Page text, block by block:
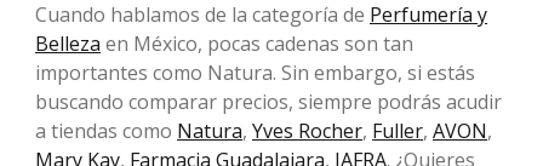
Cuando hablamos de la categoría de Perfumería y
Belleza en México, pocas cadenas son tan
importantes como Natura. Sin embargo, si estás
buscando comparar precios, siempre podrás acudir
a tiendas como Natura, Yves Rocher, Fuller, AVON,
Mary Kay, Farmacia Guadalajara, JAFRA. ¿Quieres